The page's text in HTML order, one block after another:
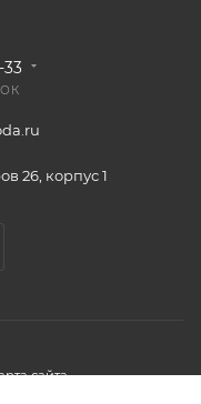
33
26, корпус 1
сайта